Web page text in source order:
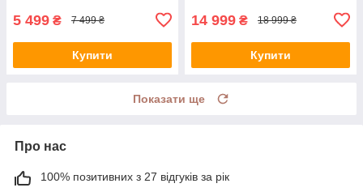
5 499 ₴ 7 499 ₴
Купити
14 999 ₴ 18 999 ₴
Купити
Показати ще
Про нас
100% позитивних з 27 відгуків за рік